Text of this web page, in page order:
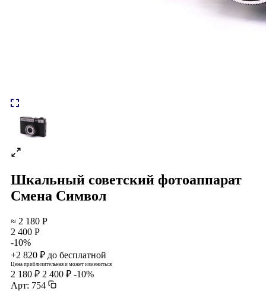
Шкальный советский фотоаппарат
Смена Символ
≈ 2 180 Р
2 400 Р
-10%
+2 820 ₽ до бесплатной
Цена приблизительная и может измениться
2 180 ₽ 2 400 ₽ -10%
Арт: 754